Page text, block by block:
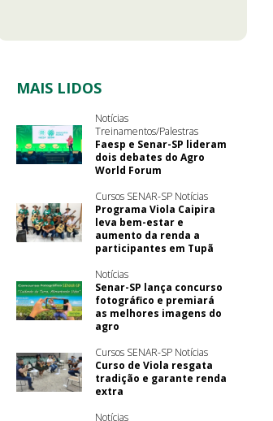
MAIS LIDOS
Notícias
Treinamentos/Palestras
Faesp e Senar-SP lideram
dois debates do Agro
World Forum
Cursos SENAR-SP Notícias
Programa Viola Caipira
leva bem-estar e
aumento da renda a
participantes em Tupã
Notícias
Senar-SP lança concurso
fotográfico e premiará
as melhores imagens do
agro
Cursos SENAR-SP Notícias
Curso de Viola resgata
tradição e garante renda
extra
Notícias